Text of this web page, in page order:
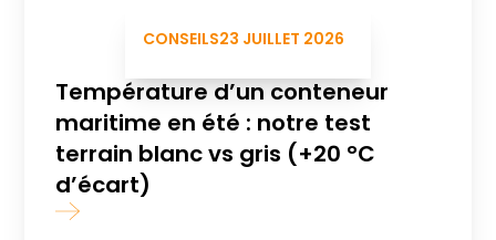
CONSEILS23 JUILLET 2026
Température d’un conteneur
maritime en été : notre test
terrain blanc vs gris (+20 °C
d’écart)